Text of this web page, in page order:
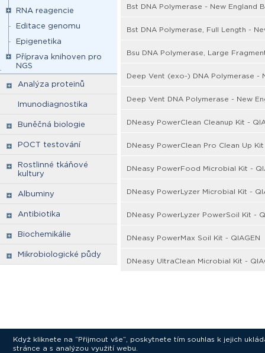
RNA reagencie
Editace genomu
Epigenetika
Příprava knihoven pro
NGS
Analýza proteinů
Imunodiagnostika
Buněčná biologie
POCT testování
Rostlinné tkáňové
kultury
Albuminy
Antibiotika
Biochemikálie
Mikrobiologické půdy
Bst DNA Polymerase - New England
Bst DNA Polymerase, Full Length -
Bsu DNA Polymerase, Large
Deep Vent (exo-) DNA Polymerase -
Deep Vent DNA Polymerase - New
DNeasy PowerClean Cleanup Kit -
DNeasy PowerClean Pro Clean Up
DNeasy PowerFood Microbial Kit -
DNeasy PowerLyzer Microbial Kit -
DNeasy PowerLyzer PowerSoil Kit -
DNeasy PowerMax Soil Kit - QIAGEN
DNeasy UltraClean Microbial Kit -
Když kliknete na “Přijmout vše”, poskytnete tím souhlas k jejich
stránce a s analýzou využití webu.